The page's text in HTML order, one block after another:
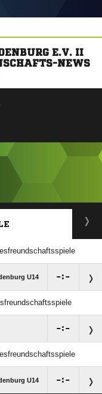
E.V. II
NEWS
U14 :
:
U14 :